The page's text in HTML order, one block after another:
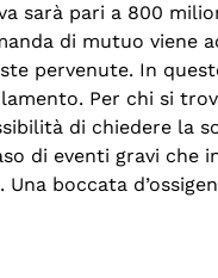
sarà pari a 800
di mutuo viene
pervenute. In
Per chi si
di chiedere la
di eventi gravi che
boccata